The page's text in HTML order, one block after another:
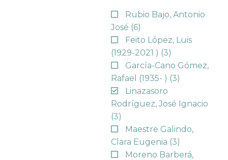
Rubio Bajo, Antonio
José (6)
Feito López, Luis
(1929-2021 ) (3)
García-Cano Gómez,
Rafael (1935- ) (3)
Linazasoro
Rodríguez, José Ignacio
(3)
Maestre Galindo,
Clara Eugenia (3)
Moreno Barberá,